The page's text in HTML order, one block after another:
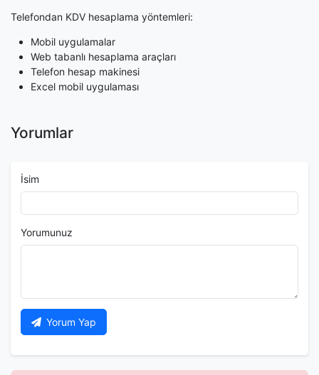
Telefondan KDV hesaplama yöntemleri:
Mobil uygulamalar
Web tabanlı hesaplama araçları
Telefon hesap makinesi
Excel mobil uygulaması
Yorumlar
İsim
Yorumunuz
Yorum Yap